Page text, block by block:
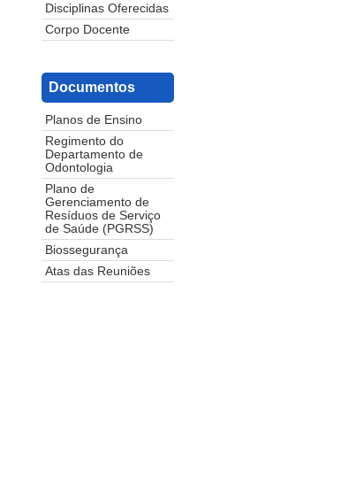
Disciplinas Oferecidas
Corpo Docente
Documentos
Planos de Ensino
Regimento do
Departamento de
Odontologia
Plano de
Gerenciamento de
Resíduos de Serviço
de Saúde (PGRSS)
Biossegurança
Atas das Reuniões